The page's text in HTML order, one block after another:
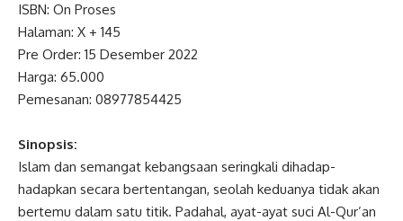
ISBN: On Proses
Halaman: X + 145
Pre Order: 15 Desember 2022
Harga: 65.000
Pemesanan: 08977854425
Sinopsis:
Islam dan semangat kebangsaan seringkali dihadap-
hadapkan secara bertentangan, seolah keduanya tidak akan
bertemu dalam satu titik. Padahal, ayat-ayat suci Al-Qur’an